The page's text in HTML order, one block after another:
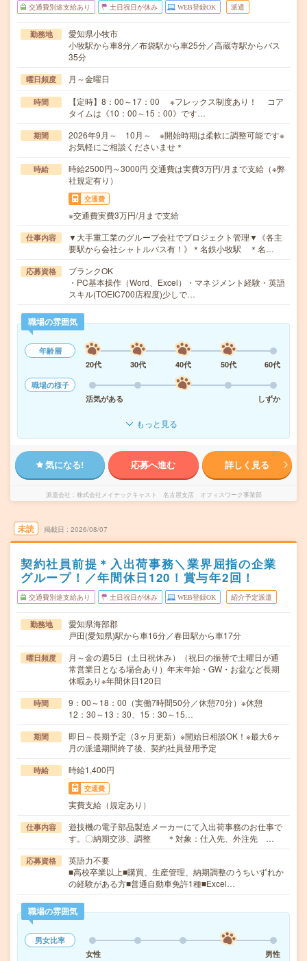
交通費別途支給あり 土日祝日が休み WEB登録OK 派遣
勤務地
愛知県小牧市
小牧駅から車8分／布袋駅から車25分／高蔵寺駅からバス
35分
曜日頻度 月～金曜日
時間
【定時】8：00～17：00 ※フレックス制度あり！ コア
タイムは《10：00～15：00》です…
期間
2026年9月～ 10月～ ※開始時期は柔軟に調整可能です※
お気軽にご相談くださいませ＊
時給
時給2500円～3000円 交通費は実費3万円/月まで支給（※弊
社規定有り）
交通費
※交通費実費3万円/月まで支給
仕事内容
▼大手重工業のグループ会社でプロジェクト管理▼《各主
要駅から会社シャトルバス有！》＊名鉄小牧駅 ＊名…
応募資格
ブランクOK
・PC基本操作（Word、Excel）・マネジメント経験・英語
スキル(TOEIC700店程度)少しで…
職場の雰囲気
年齢層
20代
30代 40代 50代
60代
職場の様子
活気がある
しずか
もっと見る
気になる! 応募へ進む 詳しく見る
派遣会社 株式会社メイテックキャスト 名古屋支店 オフィスワーク事業部
未読 掲載日 2026/08/07
契約社員前提＊入出荷事務＼業界屈指の企業
グループ！／年間休日120！賞与年2回！
交通費別途支給あり 土日祝日が休み WEB登録OK 紹介予定派遣
勤務地
愛知県海部郡
戸田(愛知県)駅から車16分／春田駅から車17分
曜日頻度
月～金の週5日（土日祝休み）（祝日の振替で土曜日が通
常営業日となる場合あり）年末年始・GW・お盆など長期
休暇あり※年間休日120日
時間
9：00～18：00（実働7時間50分／休憩70分）※休憩
12：30～13：30、15：30～15…
期間
即日～長期予定（3ヶ月更新）※開始日相談OK！※最大6ヶ
月の派遣期間終了後、契約社員登用予定
時給 時給1,400円
交通費
実費支給（規定あり）
仕事内容
遊技機の電子部品製造メーカーにて入出荷事務のお仕事で
す。〇納期交渉、調整 ＊対象：仕入先、外注先 …
応募資格
英語力不要
■高校卒業以上■購買、生産管理、納期調整のうちいずれか
の経験がある方■普通自動車免許1種■Excel…
職場の雰囲気
男女比率
女性
男性